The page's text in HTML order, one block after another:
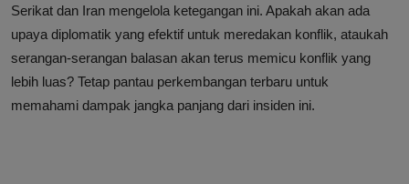
Serikat dan Iran mengelola ketegangan ini. Apakah akan ada
upaya diplomatik yang efektif untuk meredakan konflik, ataukah
serangan-serangan balasan akan terus memicu konflik yang
lebih luas? Tetap pantau perkembangan terbaru untuk
memahami dampak jangka panjang dari insiden ini.